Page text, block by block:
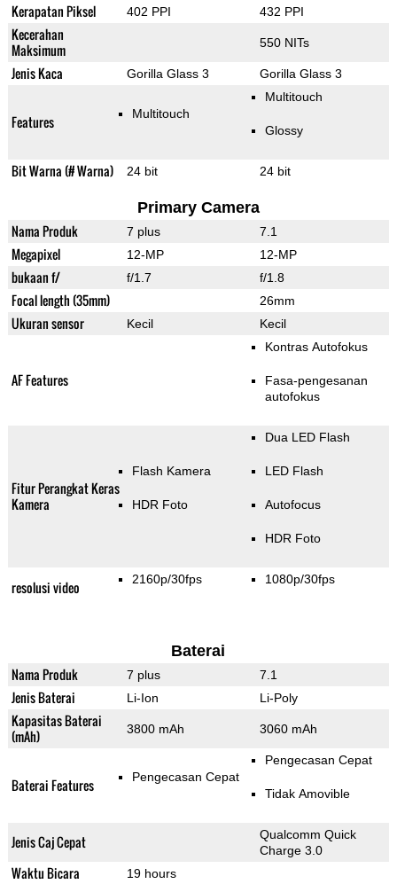
Kerapatan Piksel 402 PPI 432 PPI
Kecerahan
Maksimum
550 NITs
Jenis Kaca Gorilla Glass 3 Gorilla Glass 3
Features Multitouch
Multitouch
Glossy
Bit Warna (# Warna) 24 bit 24 bit
Primary Camera
Nama Produk 7 plus 7.1
Megapixel 12-MP 12-MP
bukaan f/ f/1.7 f/1.8
Focal length (35mm) 26mm
Ukuran sensor Kecil Kecil
AF Features
Kontras Autofokus
Fasa-pengesanan
autofokus
Fitur Perangkat Keras
Kamera
Flash Kamera
HDR Foto
Dua LED Flash
LED Flash
Autofocus
HDR Foto
resolusi video 2160p/30fps 1080p/30fps
Baterai
Nama Produk 7 plus 7.1
Jenis Baterai Li-Ion Li-Poly
Kapasitas Baterai
(mAh)
3800 mAh 3060 mAh
Baterai Features Pengecasan Cepat
Pengecasan Cepat
Tidak Amovible
Jenis Caj Cepat
Qualcomm Quick
Charge 3.0
Waktu Bicara 19 hours